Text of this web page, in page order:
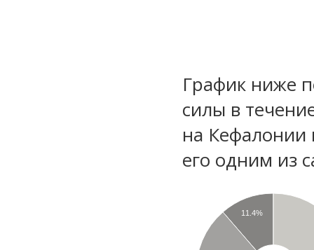
График ниже
силы в
на Кефалонии
его одним из
11.4%